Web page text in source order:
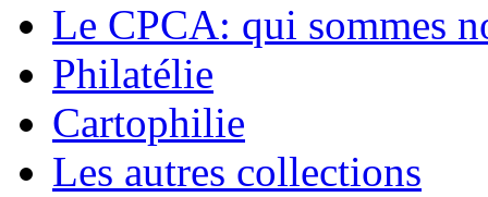
Le CPCA: qui sommes
Philatélie
Cartophilie
Les autres collections